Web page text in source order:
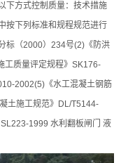
下方式控制质量：技术措施
按下列标准和规程规范进行
标（2000）234号(2)《防洪
工质量评定规程》SK176-
2002(5)《水工混凝土钢筋
土施工规范》DL/T5144-
1999 水利翻板闸门 液